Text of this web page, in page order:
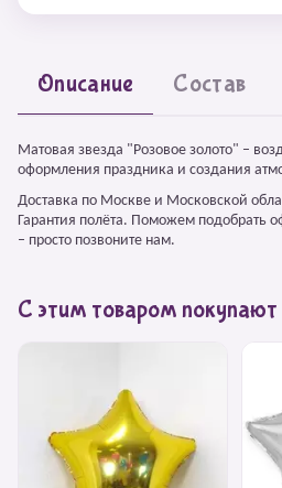
Описание Состав
Матовая звезда "Розовое золото" –
оформления праздника и создания
Доставка по Москве и Московской
Гарантия полёта. Поможем подобрать
– просто позвоните нам.
С этим товаром покупают